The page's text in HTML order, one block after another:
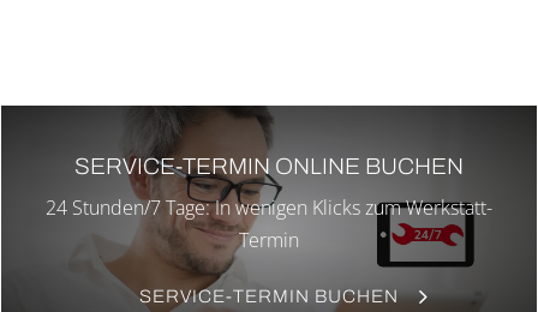
SER­VICE-TER­MIN ONLINE BUCHEN
24 Stunden/7 Tage: In weni­gen Klicks zum Werkstatt-
Ter­min
SER­VICE-TER­MIN BUCHEN